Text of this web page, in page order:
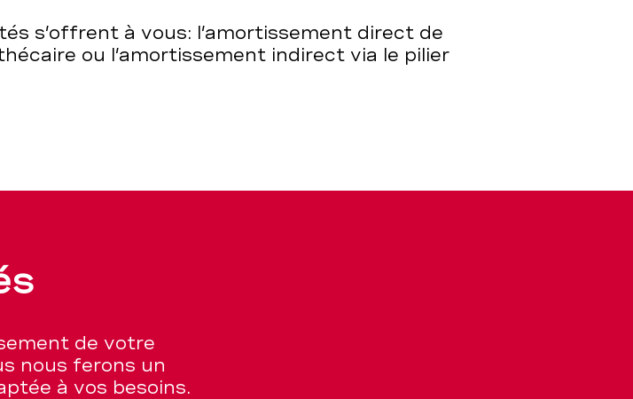
s’offrent à vous: l’amortissement direct de
ou l’amortissement indirect via le pilier
de votre
nous ferons un
à vos besoins.